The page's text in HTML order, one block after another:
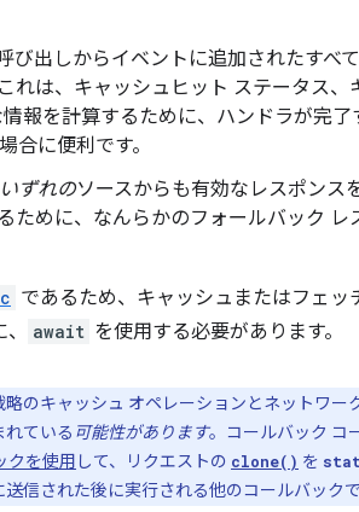
び出しからイベントに追加されたすべ
れは、キャッシュヒット ステータス
報を計算するために、ハンドラが完
合に便利です。
いずれのソースからも有効なレスポンス
ために、なんらかのフォールバック
であるため、キャッシュまたはフェ
await を使用する必要があります。
のキャッシュ オペレーションとネットワー
ている 可能性があります。コールバック コ
クを使用 して、リクエストの clone() を
信された後に実行される他のコールバック